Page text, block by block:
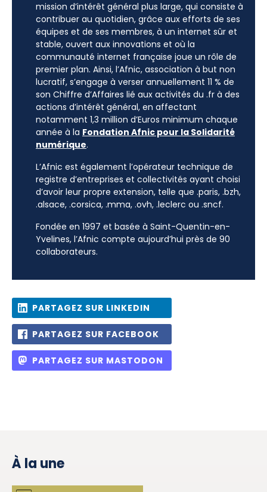
mission d’intérêt général plus large, qui consiste à
contribuer au quotidien, grâce aux efforts de ses
équipes et de ses membres, à un internet sûr et
stable, ouvert aux innovations et où la
communauté internet française joue un rôle de
premier plan. Ainsi, l’Afnic, association à but non
lucratif, s’engage à verser annuellement 11 % de
son Chiffre d’Affaires lié aux activités du .fr à des
actions d’intérêt général, en affectant
notamment 1,3 million d’Euros minimum chaque
année à la Fondation Afnic pour la Solidarité
numérique.
L’Afnic est également l’opérateur technique de
registre d’entreprises et collectivités ayant choisi
d’avoir leur propre extension, telle que .paris, .bzh,
.alsace, .corsica, .mma, .ovh, .leclerc ou .sncf.
Fondée en 1997 et basée à Saint-Quentin-en-
Yvelines, l’Afnic compte aujourd’hui près de 90
collaborateurs.
PARTAGEZ SUR LINKEDIN
PARTAGEZ SUR FACEBOOK
PARTAGEZ SUR MASTODON
À la une